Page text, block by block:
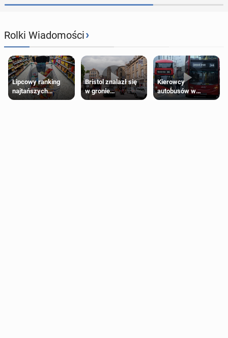
Rolki Wiadomości›
Lipcowy ranking
najtańszych
supermarketów
Bristol znalazł się
w gronie
najlepszych
Kierowcy
autobusów w
Londynie